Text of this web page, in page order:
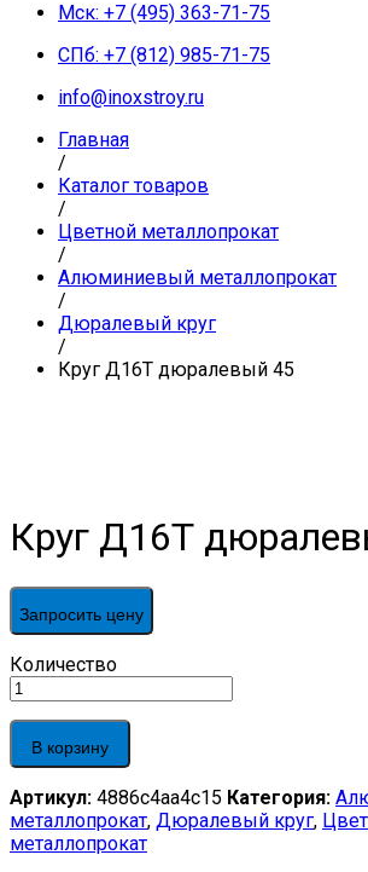
Мск: +7 (495) 363-71-75
СПб: +7 (812) 985-71-75
info@inoxstroy.ru
Главная
/
Каталог товаров
/
Цветной металлопрокат
/
Алюминиевый металлопрокат
/
Дюралевый круг
/
Круг Д16Т дюралевый 45
Круг Д16Т
Запросить цену
Круг
Д16Т
дюралевый
45
quantity
Количество
В корзину
Артикул: 4886c4aa4c15 Категория:
металлопрокат, Дюралевый круг,
металлопрокат